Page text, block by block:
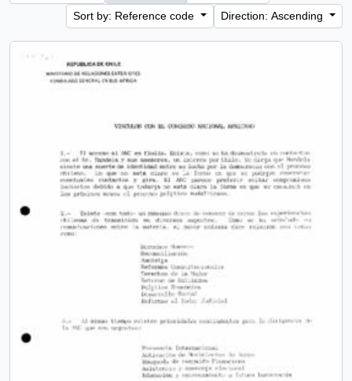
Sort by: Reference code
Direction: Ascending